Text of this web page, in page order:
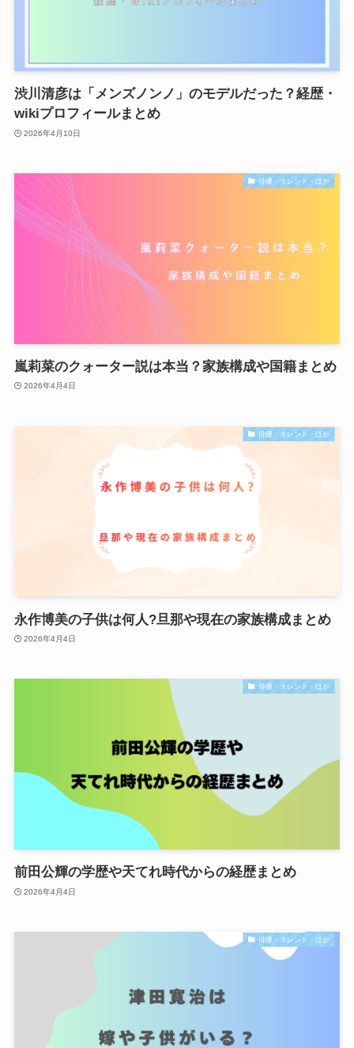
渋川清彦は「メンズノンノ」のモデルだった？経歴・
wikiプロフィールまとめ
2026年4月10日
俳優・タレント・ほか
嵐莉菜のクォーター説は本当？家族構成や国籍まとめ
2026年4月4日
俳優・タレント・ほか
永作博美の子供は何人?旦那や現在の家族構成まとめ
2026年4月4日
俳優・タレント・ほか
前田公輝の学歴や天てれ時代からの経歴まとめ
2026年4月4日
俳優・タレント・ほか